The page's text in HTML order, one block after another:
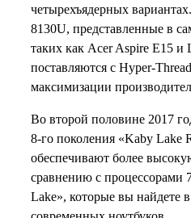
четырехъядерных
8130U, представленные в
таких как Acer Aspire E15 и
поставляются с Hyper-
максимизации
Во второй половине 2017
8-го поколения «Kaby Lake
обеспечивают более
сравнению с процессорами
Lake», которые вы найдете